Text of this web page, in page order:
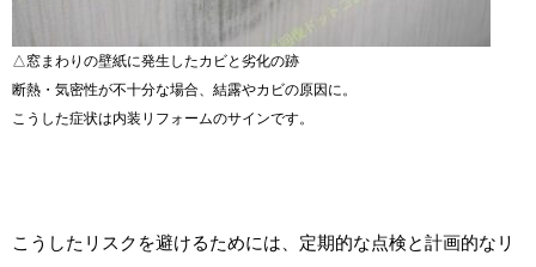
△窓まわりの壁紙に発生したカビと劣化の跡
断熱・気密性が不十分な場合、結露やカビの原因に。
こうした症状は内装リフォームのサインです。
こうしたリスクを避けるためには、定期的な点検と計画的なリ